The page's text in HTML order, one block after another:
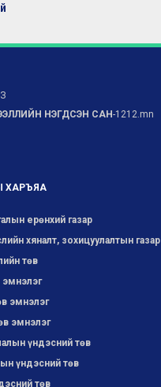
НЭГДСЭН САН-1212.mn
ХАРЪЯА
ерөнхий газар
хяналт, зохицуулалтын газар
төв
эмнэлэг
эмнэлэг
эмнэлэг
үндэсний төв
үндэсний төв
төв